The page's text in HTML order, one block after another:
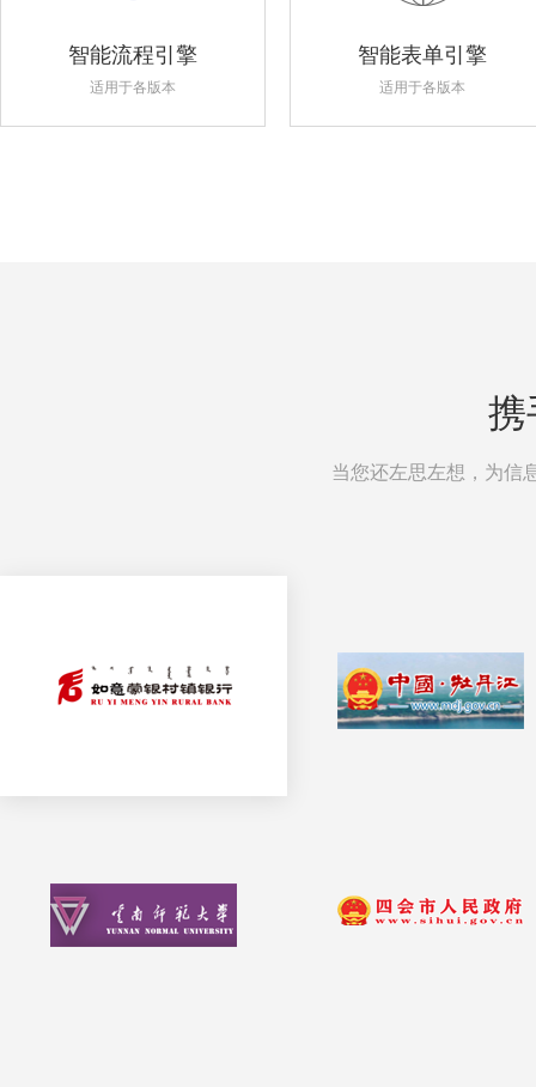
智能流程引擎
适用于各版本
智能表单引擎
适用于各版本
携
当您还左思左想，为信